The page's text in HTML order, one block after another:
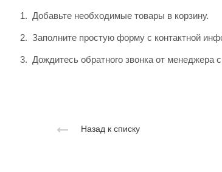
Добавьте необходимые товары в корзину.
Заполните простую форму с контактной
Дождитесь обратного звонка от менеджера
Назад к списку